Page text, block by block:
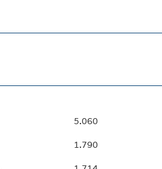
5.060
1.790